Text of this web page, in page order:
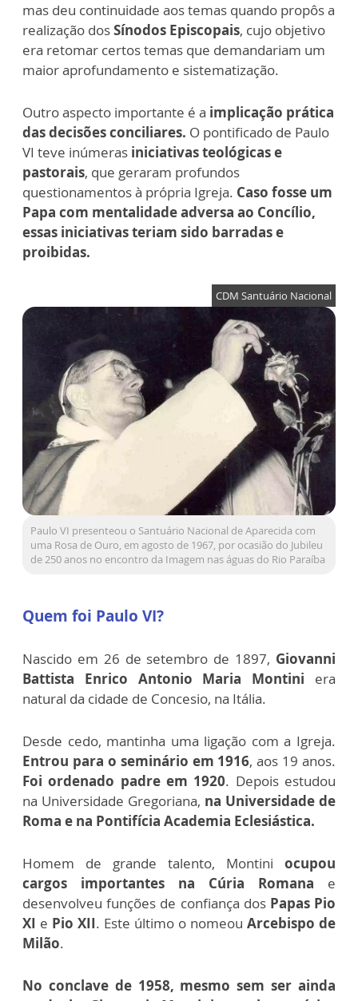
mas deu continuidade aos temas quando propôs a
realização dosSínodos Episcopais, cujo objetivo
era retomar certos temas que demandariam um
maior aprofundamento e sistematização.
Outro aspecto importante é a implicação prática
das decisões conciliares. O pontificado de Paulo
VI teve inúmeras iniciativas teológicas e
pastorais, que geraram profundos
questionamentos à própria Igreja. Caso fosse um
Papa com mentalidade adversa ao Concílio,
essas iniciativas teriam sido barradas e
proibidas.
CDM Santuário Nacional
Paulo VI presenteou o Santuário Nacional de Aparecida com
uma Rosa de Ouro, em agosto de 1967, por ocasião do Jubileu
de 250 anos no encontro da Imagem nas águas do Rio Paraíba
Quem foi Paulo VI?
Nascido em 26 de setembro de 1897, Giovanni
Battista Enrico Antonio Maria Montini era
natural da cidade de Concesio, na Itália.
Desde cedo, mantinha uma ligação com a Igreja.
Entrou para o seminário em 1916, aos 19 anos.
Foi ordenado padre em 1920. Depois estudou
na Universidade Gregoriana, na Universidade de
Roma e na Pontifícia Academia Eclesiástica.
Homem de grande talento, Montini ocupou
cargos importantes na Cúria Romana e
desenvolveu funções de confiança dos Papas Pio
XI e Pio XII. Este último o nomeou Arcebispo de
Milão.
No conclave de 1958, mesmo sem ser ainda